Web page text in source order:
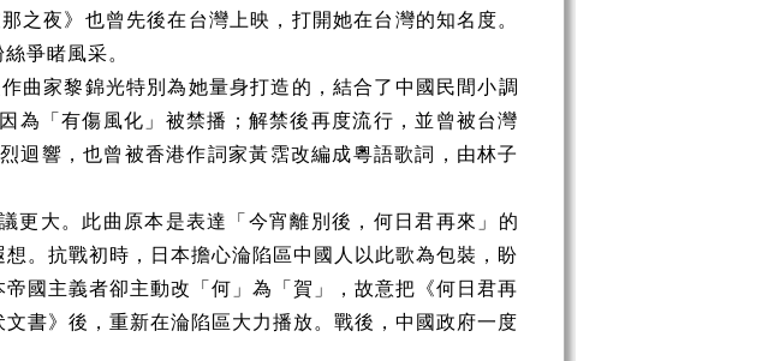
夜》也曾先後在台灣上映，打開她在台灣的知名度。
爭睹風采。
曲家黎錦光特別為她量身打造的，結合了中國民間小調
「有傷風化」被禁播；解禁後再度流行，並曾被台灣
迴響，也曾被香港作詞家黃霑改編成粵語歌詞，由林子
大。此曲原本是表達「今宵離別後，何日君再來」的
。抗戰初時，日本擔心淪陷區中國人以此歌為包裝，盼
國主義者卻主動改「何」為「賀」，故意把《何日君再
書》後，重新在淪陷區大力播放。戰後，中國政府一度